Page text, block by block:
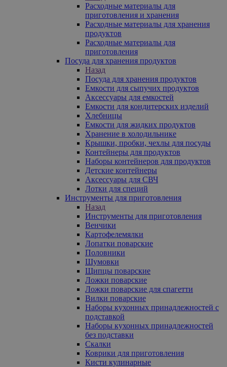
Расходные материалы для
приготовления и хранения
Расходные материалы для хранения
продуктов
Расходные материалы для
приготовления
Посуда для хранения продуктов
Назад
Посуда для хранения продуктов
Емкости для сыпучих продуктов
Аксессуары для емкостей
Емкости для кондитерских изделий
Хлебницы
Емкости для жидких продуктов
Хранение в холодильнике
Крышки, пробки, чехлы для посуды
Контейнеры для продуктов
Наборы контейнеров для продуктов
Детские контейнеры
Аксессуары для СВЧ
Лотки для специй
Инструменты для приготовления
Назад
Инструменты для приготовления
Венчики
Картофелемялки
Лопатки поварские
Половники
Шумовки
Щипцы поварские
Ложки поварские
Ложки поварские для спагетти
Вилки поварские
Наборы кухонных принадлежностей с
подставкой
Наборы кухонных принадлежностей
без подставки
Скалки
Коврики для приготовления
Кисти кулинарные